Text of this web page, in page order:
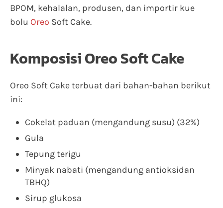
BPOM, kehalalan, produsen, dan importir kue
bolu Oreo Soft Cake.
Komposisi Oreo Soft Cake
Oreo Soft Cake terbuat dari bahan-bahan berikut
ini:
Cokelat paduan (mengandung susu) (32%)
Gula
Tepung terigu
Minyak nabati (mengandung antioksidan
TBHQ)
Sirup glukosa